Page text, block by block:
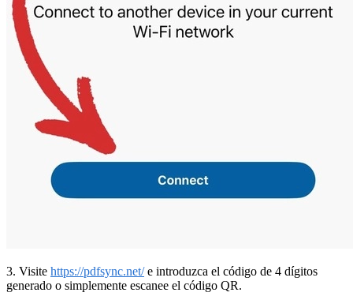
3. Visite https://pdfsync.net/e introduzca el código de 4 dígitos
generado o simplemente escanee el código QR.